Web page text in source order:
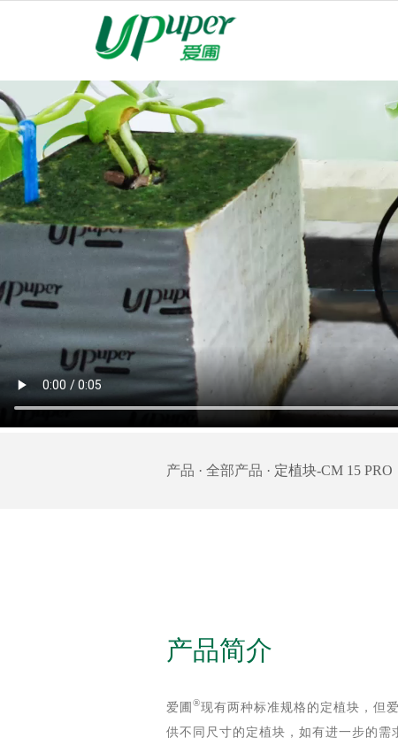
产品 ·全部产品 · 定植块-CM 15 PRO
产品简介
爱圃®现有两种标准规格的定植块，但
供不同尺寸的定植块，如有进一步的需